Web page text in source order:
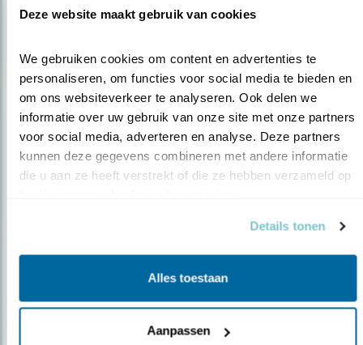
Deze website maakt gebruik van cookies
We gebruiken cookies om content en advertenties te
personaliseren, om functies voor social media te bieden en
om ons websiteverkeer te analyseren. Ook delen we
informatie over uw gebruik van onze site met onze partners
voor social media, adverteren en analyse. Deze partners
kunnen deze gegevens combineren met andere informatie
die u aan ze heeft verstrekt of die ze hebben verzameld op
Details tonen
Alles toestaan
Aanpassen
Meld je aan en ontvang nieuws, inspiratie, acties en tips
over vogels en activiteiten van Vogelbescherming.
AANMELDEN VOGELNIEUWS
Volg ons via social media